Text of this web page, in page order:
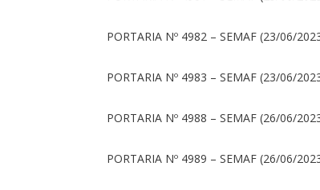
PORTARIA Nº 4982 – SEMAF (23/06/
PORTARIA Nº 4983 – SEMAF (23/06/
PORTARIA Nº 4988 – SEMAF (26/06/
PORTARIA Nº 4989 – SEMAF (26/06/